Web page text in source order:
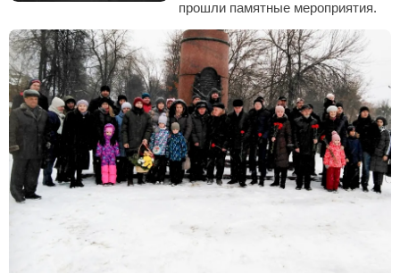
прошли памятные мероприятия.